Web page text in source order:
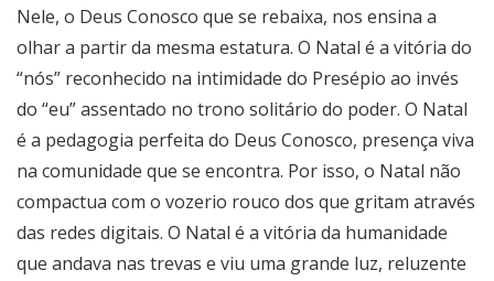
Nele, o Deus Conosco que se rebaixa, nos ensina a
olhar a partir da mesma estatura. O Natal é a vitória do
“nós” reconhecido na intimidade do Presépio ao invés
do “eu” assentado no trono solitário do poder. O Natal
é a pedagogia perfeita do Deus Conosco, presença viva
na comunidade que se encontra. Por isso, o Natal não
compactua com o vozerio rouco dos que gritam através
das redes digitais. O Natal é a vitória da humanidade
que andava nas trevas e viu uma grande luz, reluzente